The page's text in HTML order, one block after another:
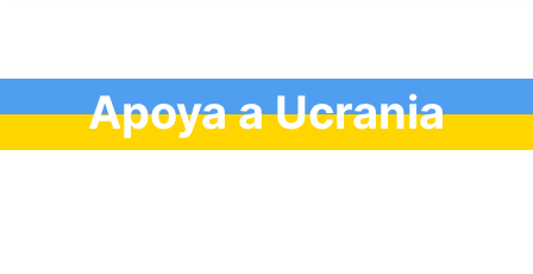
Apoya a Ucrania